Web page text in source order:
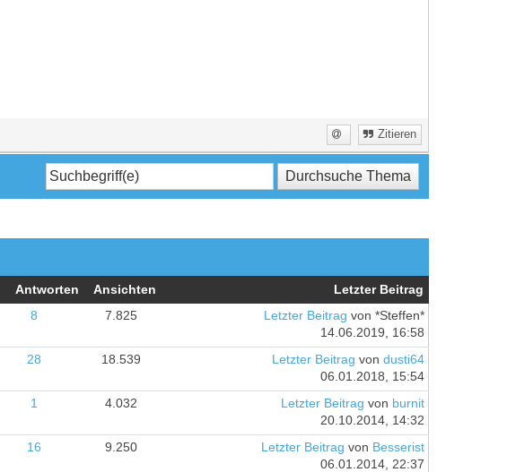
Zitieren
Antworten Ansichten Letzter Beitrag
8 7.825 Letzter Beitrag von *Steffen*
14.06.2019, 16:58
28 18.539 Letzter Beitrag von dusti64
06.01.2018, 15:54
1 4.032 Letzter Beitrag von burnit
20.10.2014, 14:32
16 9.250 Letzter Beitrag von Besserist
06.01.2014, 22:37